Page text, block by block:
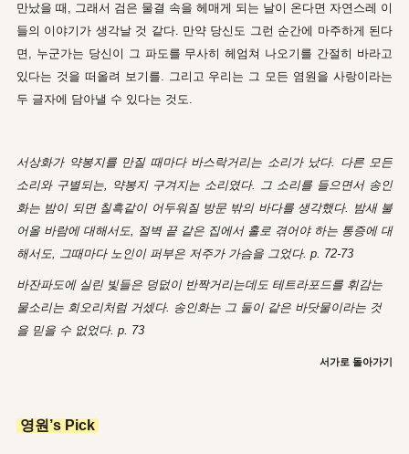
만났을 때, 그래서 검은 물결 속을 헤매게 되는 날이 온다면 자연스레 이
들의 이야기가 생각날 것 같다. 만약 당신도 그런 순간에 마주하게 된다
면, 누군가는 당신이 그 파도를 무사히 헤엄쳐 나오기를 간절히 바라고
있다는 것을 떠올려 보기를. 그리고 우리는 그 모든 염원을 사랑이라는
두 글자에 담아낼 수 있다는 것도.
서상화가 약봉지를 만질 때마다 바스락거리는 소리가 났다. 다른 모든
소리와 구별되는, 약봉지 구겨지는 소리였다. 그 소리를 들으면서 송인
화는 밤이 되면 칠흑같이 어두워질 방문 밖의 바다를 생각했다. 밤새 불
어올 바람에 대해서도, 절벽 끝 같은 집에서 홀로 겪어야 하는 통증에 대
해서도, 그때마다 노인이 퍼부은 저주가 가슴을 그었다. p. 72-73
바잔파도에 실린 빛들은 덩덦이 반짝거리는데도 테트라포드를 휘감는
물소리는 회오리처럼 거셌다. 송인화는 그 둘이 같은 바닷물이라는 것
을 믿을 수 없었다. p. 73
서가로 돌아가기
영원’s Pick